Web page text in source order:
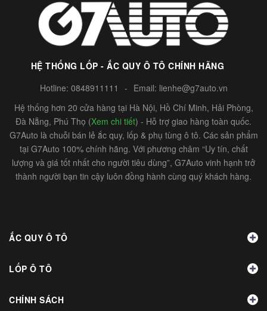
HỆ THỐNG LỐP - ẮC QUY Ô TÔ CHÍNH HÃNG
Hotline: 0848911111 - Email: lienhe@g7auto.vn
Hệ thống hơn 20 cửa hàng tại Hà Nội, Hồ Chí Minh, Hải Phòng,
Đà Nẵng, Phú Thọ (Xem chi tiết) - Hỗ trợ giao hàng toàn quốc.
G7Auto là chuỗi bán lẻ ắc quy, lốp & phụ tùng ô tô. Các sản phẩm
tại G7Auto 100% chính hãng. Với phương châm “Uy tín, chất
lượng và giá tốt nhất cho người tiêu dùng”, G7Auto vinh hạnh trở
thành người bạn tin cậy luôn đồng hành cùng quý khách hàng.
ẮC QUY Ô TÔ
LỐP Ô TÔ
CHÍNH SÁCH